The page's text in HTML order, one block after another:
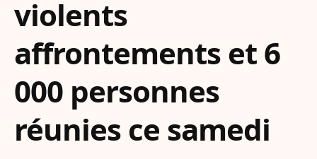
violents
affrontements et 6
000 personnes
réunies ce samedi